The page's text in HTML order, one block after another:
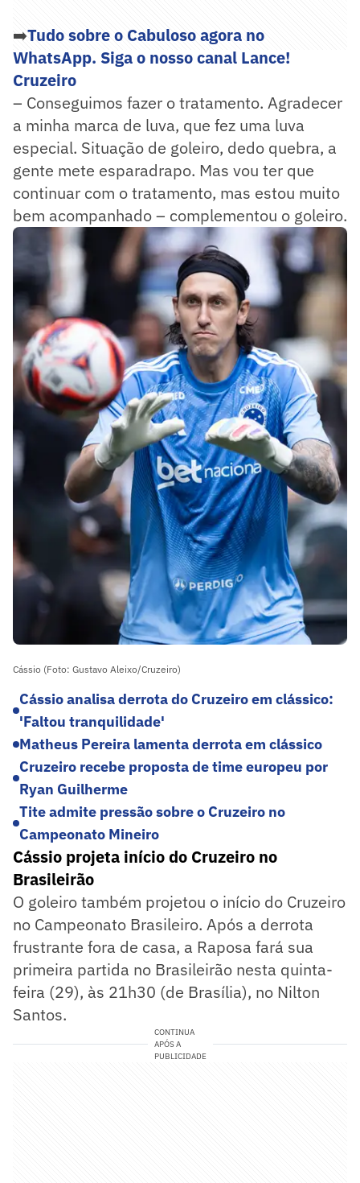
➡️Tudo sobre o Cabuloso agora no
WhatsApp. Siga o nosso canal Lance!
Cruzeiro
– Conseguimos fazer o tratamento. Agradecer
a minha marca de luva, que fez uma luva
especial. Situação de goleiro, dedo quebra, a
gente mete esparadrapo. Mas vou ter que
continuar com o tratamento, mas estou muito
bem acompanhado – complementou o goleiro.
Cássio (Foto: Gustavo Aleixo/Cruzeiro)
Cássio analisa derrota do Cruzeiro em clássico:
'Faltou tranquilidade'
Matheus Pereira lamenta derrota em clássico
Cruzeiro recebe proposta de time europeu por
Ryan Guilherme
Tite admite pressão sobre o Cruzeiro no
Campeonato Mineiro
Cássio projeta início do Cruzeiro no
Brasileirão
O goleiro também projetou o início do Cruzeiro
no Campeonato Brasileiro. Após a derrota
frustrante fora de casa, a Raposa fará sua
primeira partida no Brasileirão nesta quinta-
feira (29), às 21h30 (de Brasília), no Nilton
Santos.
CONTINUA
APÓS A
PUBLICIDADE